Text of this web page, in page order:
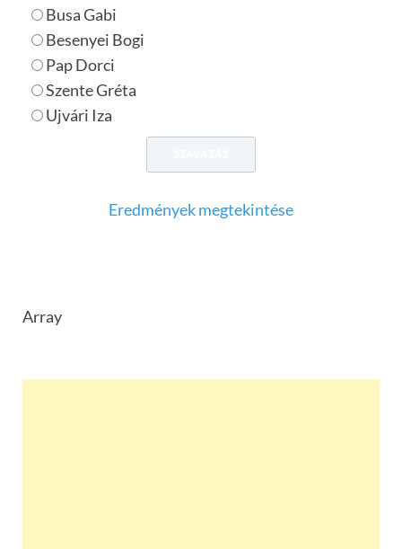
Busa Gabi
Besenyei Bogi
Pap Dorci
Szente Gréta
Ujvári Iza
Eredmények megtekintése
Array